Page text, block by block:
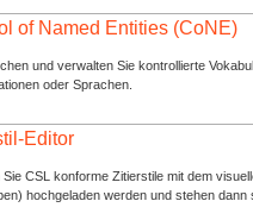
of Named Entities (CoNE)
und verwalten Sie kontrollierte
oder Sprachen.
Editor
Sie CSL konforme Zitierstile mit dem
hochgeladen werden und stehen dann